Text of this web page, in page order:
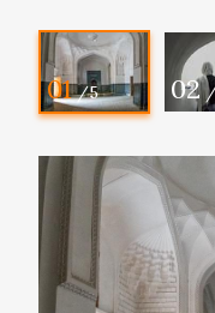
01 /5 02